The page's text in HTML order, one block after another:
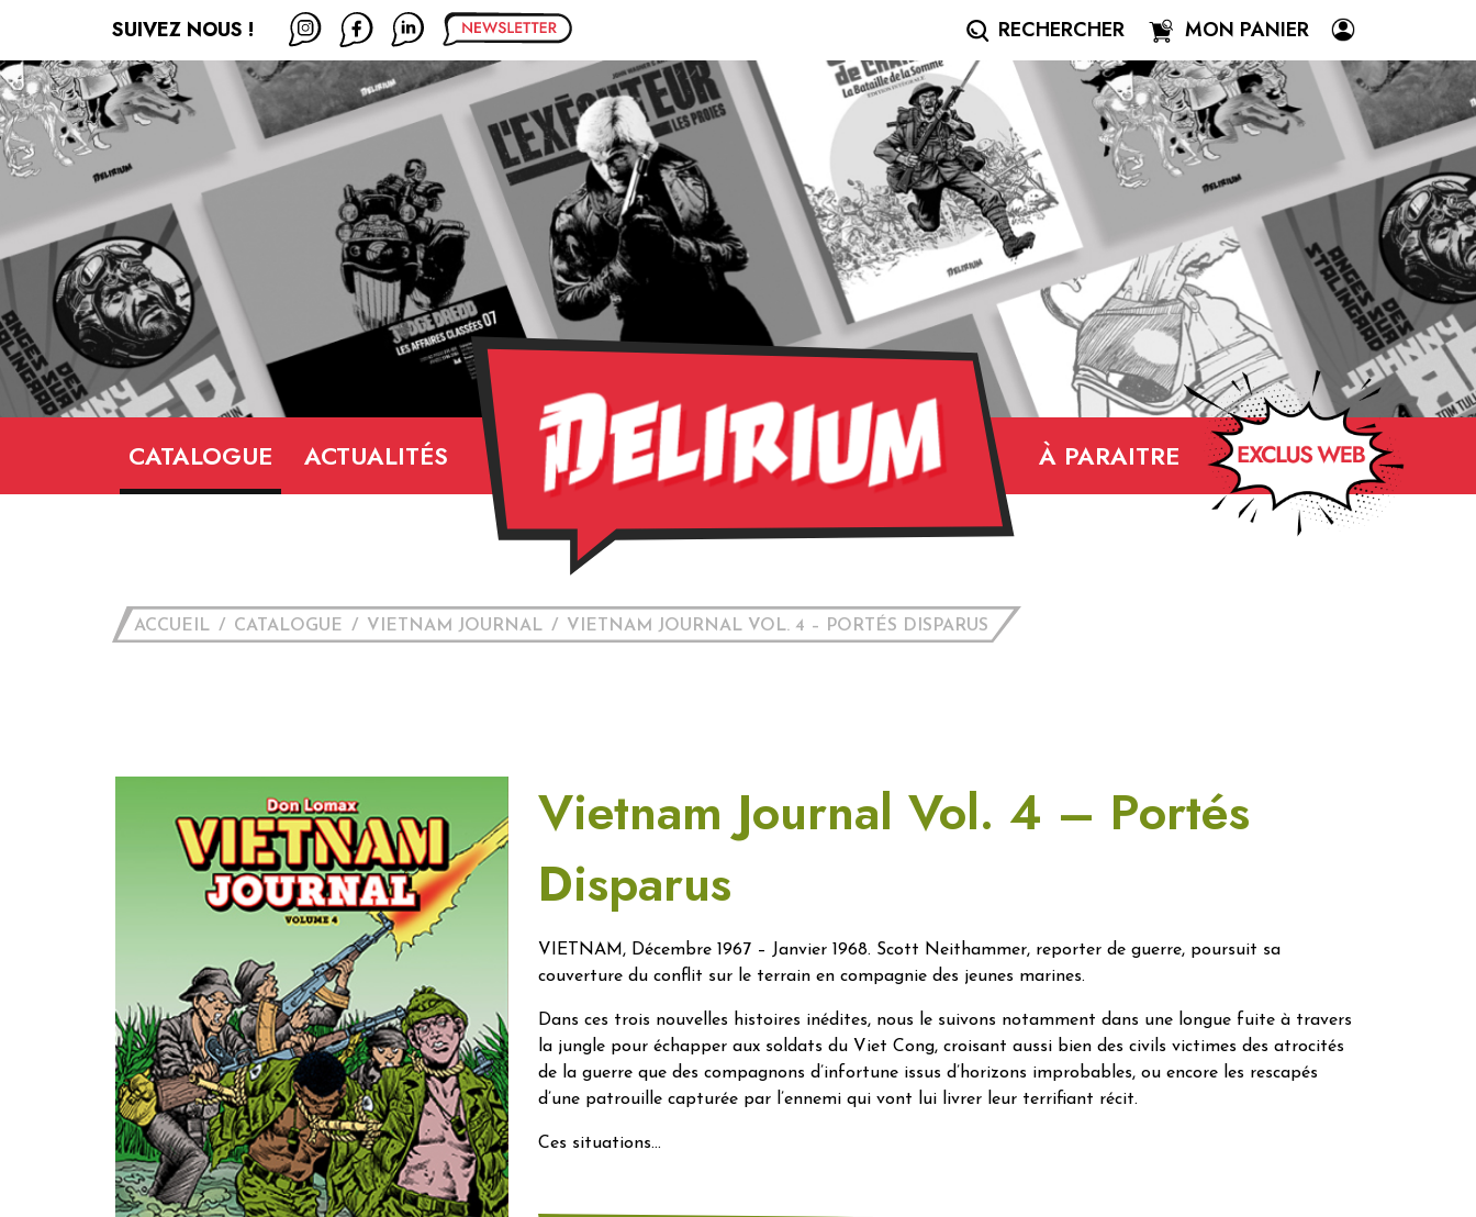
SUIVEZ NOUS ! RECHERCHER MON PANIER
CATALOGUE ACTUALITÉS À PARAITRE
ACCUEIL CATALOGUE VIETNAM JOURNAL VIETNAM JOURNAL VOL. 4 – PORTÉS DISPARUS
Vietnam Journal Vol. 4 – Portés
Disparus
VIETNAM, Décembre 1967 – Janvier 1968. Scott Neithammer, reporter de guerre, poursuit sa
couverture du conflit sur le terrain en compagnie des jeunes marines.
Dans ces trois nouvelles histoires inédites, nous le suivons notamment dans une longue fuite à travers
la jungle pour échapper aux soldats du Viet Cong, croisant aussi bien des civils victimes des atrocités
de la guerre que des compagnons d’infortune issus d’horizons improbables, ou encore les rescapés
d’une patrouille capturée par l’ennemi qui vont lui livrer leur terrifiant récit.
Ces situations…